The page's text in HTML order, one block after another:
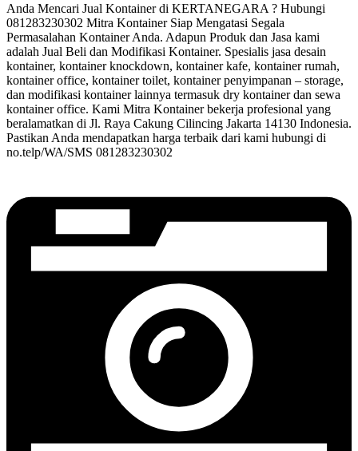
Anda Mencari Jual Kontainer di KERTANEGARA ? Hubungi
081283230302 Mitra Kontainer Siap Mengatasi Segala
Permasalahan Kontainer Anda. Adapun Produk dan Jasa kami
adalah Jual Beli dan Modifikasi Kontainer. Spesialis jasa desain
kontainer, kontainer knockdown, kontainer kafe, kontainer rumah,
kontainer office, kontainer toilet, kontainer penyimpanan – storage,
dan modifikasi kontainer lainnya termasuk dry kontainer dan sewa
kontainer office. Kami Mitra Kontainer bekerja profesional yang
beralamatkan di Jl. Raya Cakung Cilincing Jakarta 14130 Indonesia.
Pastikan Anda mendapatkan harga terbaik dari kami hubungi di
no.telp/WA/SMS 081283230302